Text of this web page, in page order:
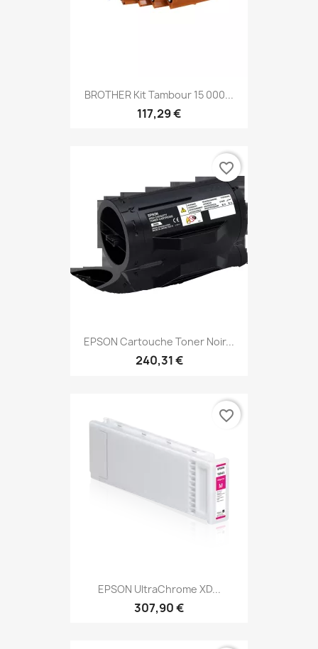
BROTHER Kit Tambour 15 000...
117,29 €
EPSON Cartouche Toner Noir...
240,31 €
favorite_border
EPSON UltraChrome XD...
307,90 €
favorite_border